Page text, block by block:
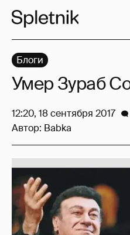
Блоги
Умер Зураб
12:20, 18 сентября 2017
Автор: Babka